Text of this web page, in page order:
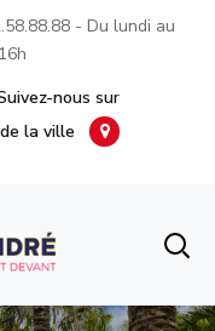
- Du lundi au
nous sur
la ville